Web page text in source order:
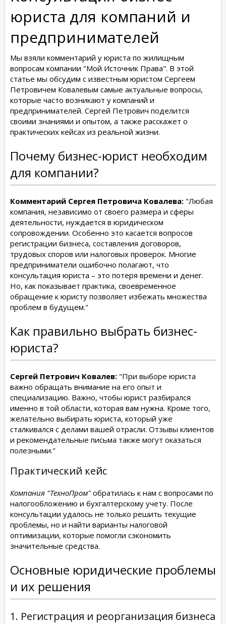
юриста для компаний и
предпринимателей
Мы взяли комментарий у юриста по жилищным
вопросам компании "Мой Источник Права". В этой
статье мы обсудим с известным юристом Сергеем
Петровичем Ковалевым самые актуальные вопросы,
которые часто возникают у компаний и
предпринимателей. Сергей Петрович поделится
своими знаниями и опытом, а также расскажет о
практических кейсах из реальной жизни.
Почему бизнес-юрист необходим
для компании?
Комментарий Сергея Петровича Ковалева: "Любая
компания, независимо от своего размера и сферы
деятельности, нуждается в юридическом
сопровождении. Особенно это касается вопросов
регистрации бизнеса, составления договоров,
трудовых споров или налоговых проверок. Многие
предприниматели ошибочно полагают, что
консультация юриста – это потеря времени и денег.
Но, как показывает практика, своевременное
обращение к юристу позволяет избежать множества
проблем в будущем."
Как правильно выбрать бизнес-
юриста?
Сергей Петрович Ковалев: "При выборе юриста
важно обращать внимание на его опыт и
специализацию. Важно, чтобы юрист разбирался
именно в той области, которая вам нужна. Кроме того,
желательно выбирать юриста, который уже
сталкивался с делами вашей отрасли. Отзывы клиентов
и рекомендательные письма также могут оказаться
полезными."
Практический кейс
Компания "ТехноПром" обратилась к нам с вопросами по
налогообложению и бухгалтерскому учету. После
консультации удалось не только решить текущие
проблемы, но и найти варианты налоговой
оптимизации, которые помогли сэкономить
значительные средства.
Основные юридические проблемы
и их решения
1. Регистрация и реорганизация бизнеса